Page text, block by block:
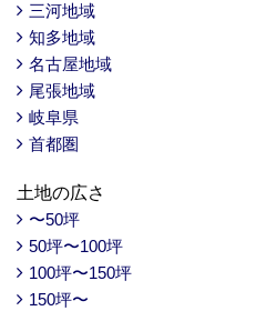
三河地域
知多地域
名古屋地域
尾張地域
岐阜県
首都圏
土地の広さ
〜50坪
50坪〜100坪
100坪〜150坪
150坪〜